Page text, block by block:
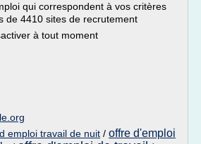
qui correspondent à vos critères
de 4410 sites de recrutement
à tout moment
emploi travail de nuit / offre d'emploi